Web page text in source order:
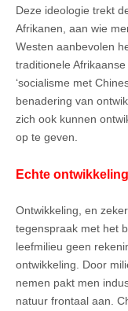
Deze ideologie trekt
Afrikanen, aan wie
Westen aanbevolen
traditionele
‘socialisme met
benadering van
zich ook kunnen
op te geven.
Echte
Ontwikkeling, en
tegenspraak met het
leefmilieu geen
ontwikkeling. Door
nemen pakt men
natuur frontaal aan.